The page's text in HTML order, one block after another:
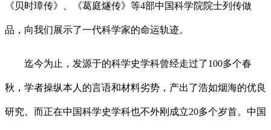
《贝时璋传》、《葛庭燧传》等4部中国科学院院士列传做
品，向我们展示了一代科学家的命运轨迹。
迄今为止，发源于的科学史学科曾经走过了100多个春
秋，学者操纵本人的言语和材料劣势，产出了浩如烟海的优良
研究。而正在中国科学史学科也不外刚成立20多个岁首。中国